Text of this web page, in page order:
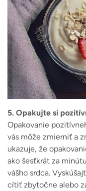
5. Opakujte si
Opakovanie
vás môže zmierniť a
ukazuje, že
ako šesťkrát za
vášho srdca.
cítiť zbytočne alebo